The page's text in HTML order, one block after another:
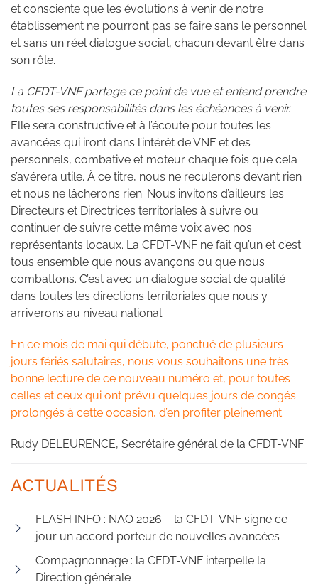
et consciente que les évolutions à venir de notre
établissement ne pourront pas se faire sans le personnel
et sans un réel dialogue social, chacun devant être dans
son rôle.
La CFDT-VNF partage ce point de vue et entend prendre
toutes ses responsabilités dans les échéances à venir.
Elle sera constructive et à l’écoute pour toutes les
avancées qui iront dans l’intérêt de VNF et des
personnels, combative et moteur chaque fois que cela
s’avérera utile. À ce titre, nous ne reculerons devant rien
et nous ne lâcherons rien. Nous invitons d’ailleurs les
Directeurs et Directrices territoriales à suivre ou
continuer de suivre cette même voix avec nos
représentants locaux. La CFDT-VNF ne fait qu’un et c’est
tous ensemble que nous avançons ou que nous
combattons. C’est avec un dialogue social de qualité
dans toutes les directions territoriales que nous y
arriverons au niveau national.
En ce mois de mai qui débute, ponctué de plusieurs
jours fériés salutaires, nous vous souhaitons une très
bonne lecture de ce nouveau numéro et, pour toutes
celles et ceux qui ont prévu quelques jours de congés
prolongés à cette occasion, d’en profiter pleinement.
Rudy DELEURENCE, Secrétaire général de la CFDT-VNF
ACTUALITÉS
FLASH INFO : NAO 2026 – la CFDT-VNF signe ce
jour un accord porteur de nouvelles avancées
Compagnonnage : la CFDT-VNF interpelle la
Direction générale